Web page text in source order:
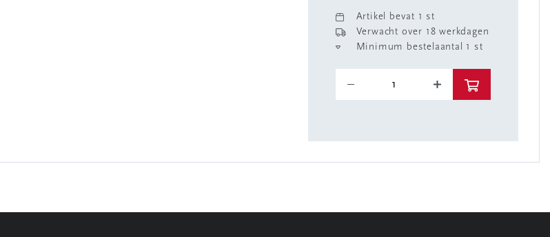
Artikel bevat 1 st
Verwacht over 18 werkdagen
Minimum bestelaantal 1 st